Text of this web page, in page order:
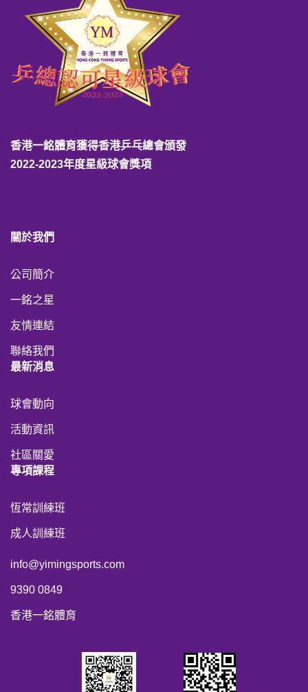
香港一銘體育獲得香港乒乓總會頒發
2022-2023年度星級球會獎項
關於我們
公司簡介
一銘之星
友情連結
聯絡我們
最新消息
球會動向
活動資訊
社區關愛
專項課程
恆常訓練班
成人訓練班
info@yimingsports.com
9390 0849
香港一銘體育